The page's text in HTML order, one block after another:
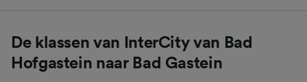
De klassen van InterCity van Bad
Hofgastein naar Bad Gastein